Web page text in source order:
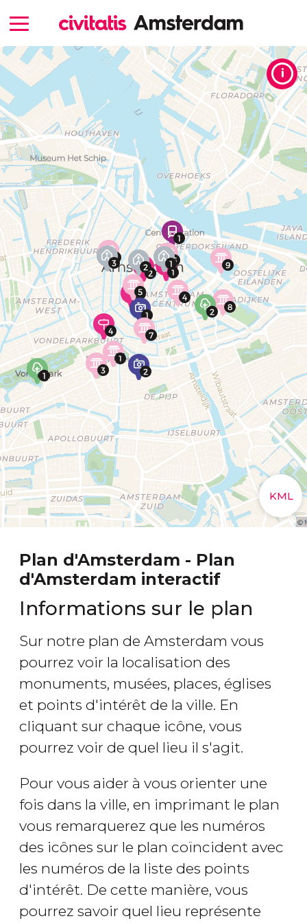
Plan d'Amsterdam - Plan
d'Amsterdam interactif
Informations sur le plan
Sur notre plan de Amsterdam vous
pourrez voir la localisation des
monuments, musées, places, églises
et points d'intérêt de la ville. En
cliquant sur chaque icône, vous
pourrez voir de quel lieu il s'agit.
Pour vous aider à vous orienter une
fois dans la ville, en imprimant le plan
vous remarquerez que les numéros
des icônes sur le plan coïncident avec
les numéros de la liste des points
d'intérêt. De cette manière, vous
pourrez savoir quel lieu représente